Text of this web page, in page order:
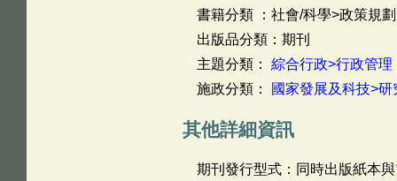
書籍分類 ：社會/科學>政策規劃
出版品分類：期刊
主題分類： 綜合行政>行政管理
施政分類：
國家發展及科技>研
其他詳細資訊
期刊發行型式：同時出版紙本